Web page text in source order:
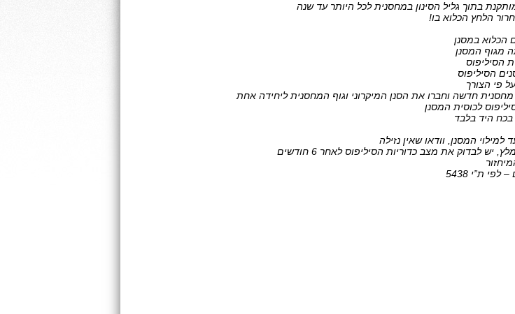
בתוך גליל הסינון במחסנית לכל היותר עד שנה
הלחץ הכלוא בו!
הכלוא במסנן
מגוף המסנן
הסיליפוס
הסיליפוס
פי הצורך
חדשה וחברו את הסנן המיקרוני וגוף המחסנית ליחידה אחת
לכוסית המסנן
בכח היד בלבד
המסנן, וודאו שאין נזילה
לבדוק את מצב כדוריות הסיליפוס לאחר 6 חודשים
ת”י 5438